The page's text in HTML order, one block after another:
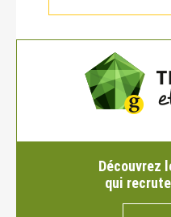
Découvrez
qui